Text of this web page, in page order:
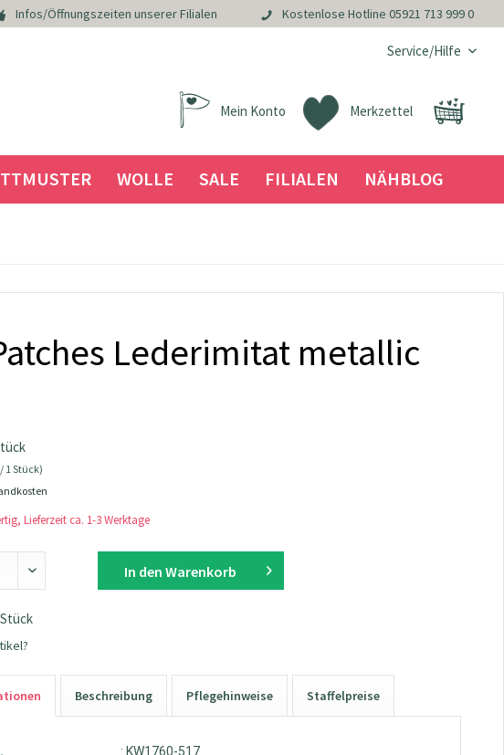
Infos/Öffnungszeiten unserer Filialen Kostenlose Hotline 05921 713 999 0
Service/Hilfe
Merkzettel
Mein Konto
WOLLE SALE FILIALEN NÄHBLOG
Lederimitat metallic
1 Stück)
Lieferzeit ca. 1-3 Werktage
In den Warenkorb
Beschreibung Pflegehinweise Staffelpreise
: KW1760-517